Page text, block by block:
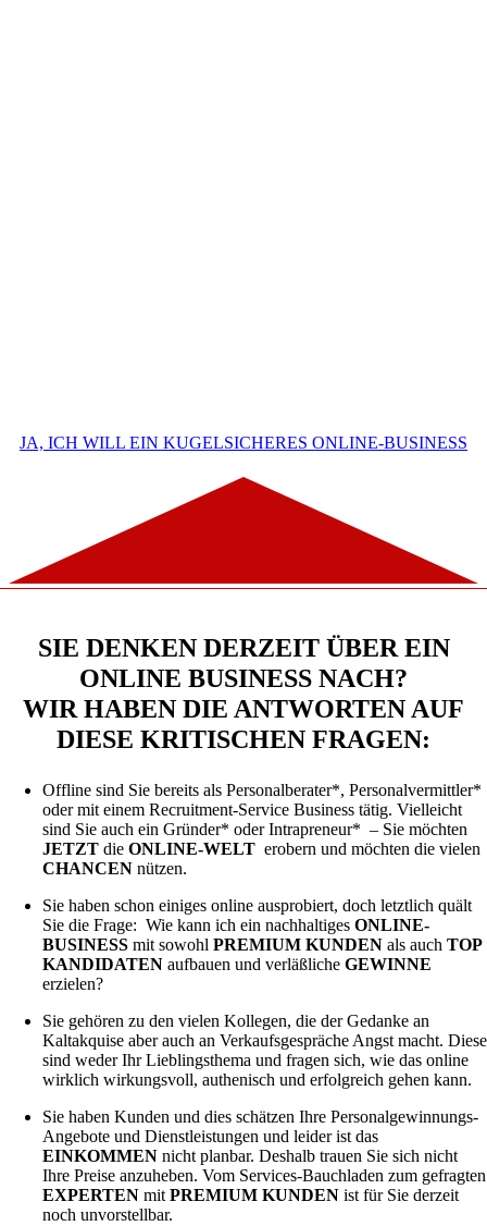
JA, ICH WILL EIN KUGELSICHERES ONLINE-BUSINESS
SIE DENKEN DERZEIT ÜBER EIN
ONLINE BUSINESS NACH?
WIR HABEN DIE ANTWORTEN AUF
DIESE KRITISCHEN FRAGEN:
Offline sind Sie bereits als Personalberater*, Personalvermittler*
oder mit einem Recruitment-Service Business tätig. Vielleicht
sind Sie auch ein Gründer* oder Intrapreneur* – Sie möchten
JETZT dieONLINE-WELT erobern und möchten die vielen
CHANCENnützen.
Sie haben schon einiges online ausprobiert, doch letztlich quält
Sie die Frage: Wie kann ich ein nachhaltigesONLINE-
BUSINESS mit sowohlPREMIUM KUNDEN als auchTOP
KANDIDATEN aufbauen und verläßlicheGEWINNE
erzielen?
Sie gehören zu den vielen Kollegen, die der Gedanke an
Kaltakquise aber auch an Verkaufsgespräche Angst macht. Diese
sind weder Ihr Lieblingsthema und fragen sich, wie das online
wirklich wirkungsvoll, authenisch und erfolgreich gehen kann.
Sie haben Kunden und dies schätzen Ihre Personalgewinnungs-
Angebote und Dienstleistungen und leider ist das
EINKOMMEN nicht planbar. Deshalb trauen Sie sich nicht
Ihre Preise anzuheben. Vom Services-Bauchladen zum gefragten
EXPERTEN mitPREMIUM KUNDEN ist für Sie derzeit
noch unvorstellbar.